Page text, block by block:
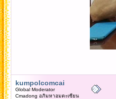
kumpolcomcai
Global Moderator
Cmadong อภิมหาอมตะเซียน